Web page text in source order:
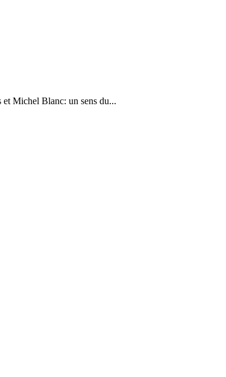
et Michel Blanc: un sens du...